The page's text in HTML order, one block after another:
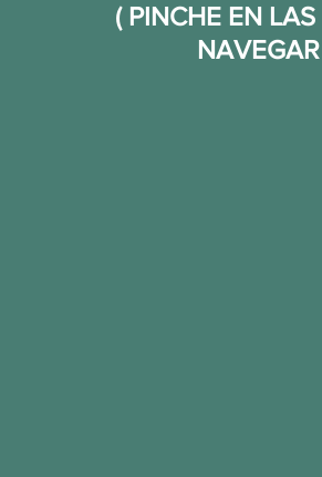
( PINCHE EN